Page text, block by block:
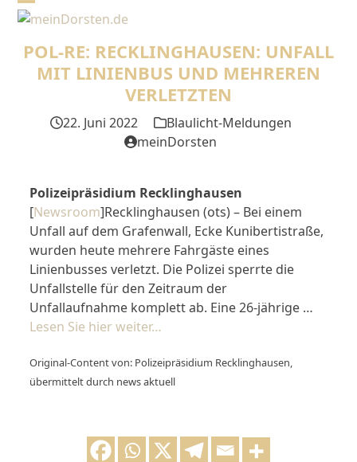
Skip
content
Open
mobile
menu
Close
mobile
menu
POL-RE: RECKLINGHAUSEN: UNFALL
MIT LINIENBUS UND MEHREREN
VERLETZTEN
22. Juni 2022
Blaulicht-Meldungen
meinDorsten
Polizeipräsidium Recklinghausen
[Newsroom]Recklinghausen (ots) – Bei einem
Unfall auf dem Grafenwall, Ecke Kunibertistraße,
wurden heute mehrere Fahrgäste eines
Linienbusses verletzt. Die Polizei sperrte die
Unfallstelle für den Zeitraum der
Unfallaufnahme komplett ab. Eine 26-jährige …
Lesen Sie hier weiter…
Original-Content von: Polizeipräsidium Recklinghausen,
übermittelt durch news aktuell